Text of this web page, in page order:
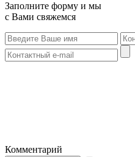
Заполните форму и мы
с Вами свяжемся
Комментарий